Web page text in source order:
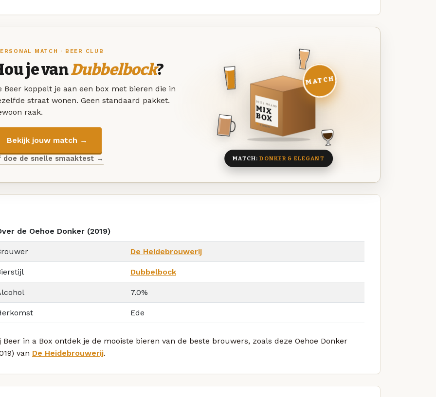
MATCH · BEER CLUB
je vanDubbelbock?
Beer koppelt je aan een box met bieren die in
straat wonen. Geen standaard pakket.
raak.
Bekijk jouw match →
doe de snelle smaaktest →
DEZE MAAND
MIX
BOX
8 BIEREN
MATCH
MATCH:DONKER & ELEGANT
de Oehoe Donker (2019)
De Heidebrouwerij
Dubbelbock
7.0%
Ede
Beer in a Box ontdek je de mooiste bieren van de beste brouwers, zoals deze Oehoe Donker
van De Heidebrouwerij.